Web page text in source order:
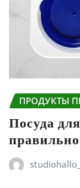
ПРОДУКТЫ
Посуда
studiohallo_